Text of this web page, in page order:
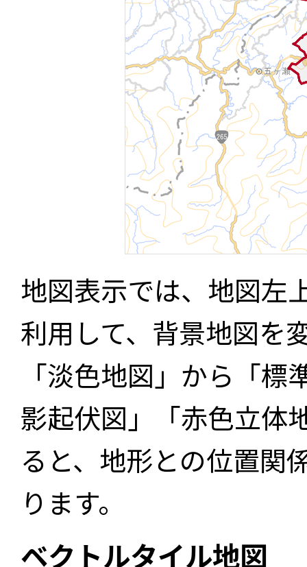
地図表示では、地図左
利用して、背景地図を
「淡色地図」から「
影起伏図」「赤色立体
ると、地形との位置関
ります。
ベクトルタイル地図